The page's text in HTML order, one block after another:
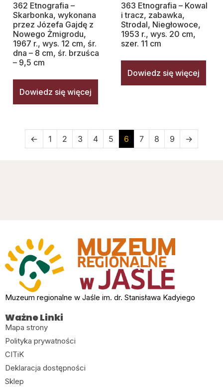
362 Etnografia –
Skarbonka, wykonana
przez Józefa Gajdę z
Nowego Żmigrodu,
1967 r., wys. 12 cm, śr.
dna – 8 cm, śr. brzuśca
– 9,5 cm
Dowiedz się więcej
363 Etnografia – Kowal
i tracz, zabawka,
Strodal, Niegłowoce,
1953 r., wys. 20 cm,
szer. 11 cm
Dowiedz się więcej
← 1 2 3 4 5 6 7 8 9 →
Muzeum regionalne w Jaśle im. dr. Stanisława Kadyiego
Ważne Linki
Mapa strony
Polityka prywatności
CITiK
Deklaracja dostępności
Sklep